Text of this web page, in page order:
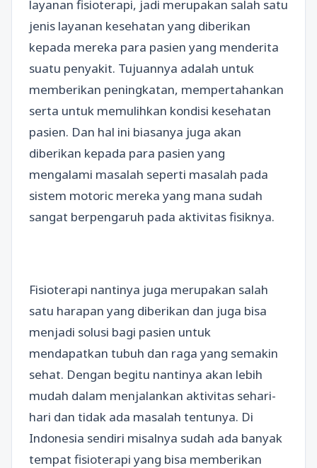
layanan fisioterapi, jadi merupakan salah satu
jenis layanan kesehatan yang diberikan
kepada mereka para pasien yang menderita
suatu penyakit. Tujuannya adalah untuk
memberikan peningkatan, mempertahankan
serta untuk memulihkan kondisi kesehatan
pasien. Dan hal ini biasanya juga akan
diberikan kepada para pasien yang
mengalami masalah seperti masalah pada
sistem motoric mereka yang mana sudah
sangat berpengaruh pada aktivitas fisiknya.
Fisioterapi nantinya juga merupakan salah
satu harapan yang diberikan dan juga bisa
menjadi solusi bagi pasien untuk
mendapatkan tubuh dan raga yang semakin
sehat. Dengan begitu nantinya akan lebih
mudah dalam menjalankan aktivitas sehari-
hari dan tidak ada masalah tentunya. Di
Indonesia sendiri misalnya sudah ada banyak
tempat fisioterapi yang bisa memberikan